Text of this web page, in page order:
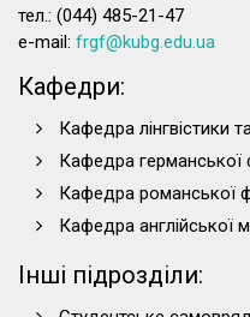
тел.: (044) 485-21-47
e-mail: frgf@kubg.edu.ua
Кафедри:
Кафедра лінгвістики
Кафедра германської
Кафедра романської
Кафедра англійської
Інші підрозділи: